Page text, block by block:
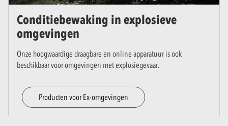
Conditiebewaking in explosieve
omgevingen
Onze hoogwaardige draagbare en online apparatuur is ook
beschikbaar voor omgevingen met explosiegevaar.
Producten voor Ex-omgevingen